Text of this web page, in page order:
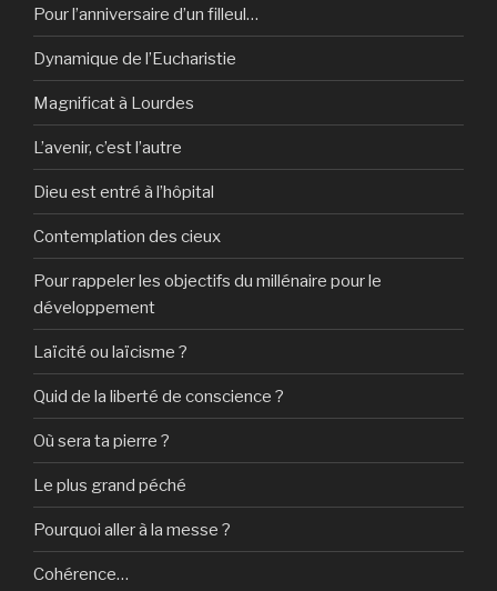
Pour l’anniversaire d’un filleul…
Dynamique de l’Eucharistie
Magnificat à Lourdes
L’avenir, c’est l’autre
Dieu est entré à l’hôpital
Contemplation des cieux
Pour rappeler les objectifs du millénaire pour le
développement
Laïcité ou laïcisme ?
Quid de la liberté de conscience ?
Où sera ta pierre ?
Le plus grand péché
Pourquoi aller à la messe ?
Cohérence…